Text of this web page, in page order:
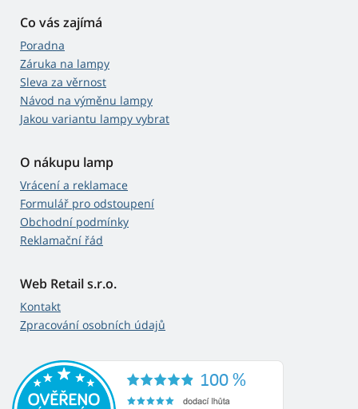
Co vás zajímá
Poradna
Záruka na lampy
Sleva za věrnost
Návod na výměnu lampy
Jakou variantu lampy vybrat
O nákupu lamp
Vrácení a reklamace
Formulář pro odstoupení
Obchodní podmínky
Reklamační řád
Web Retail s.r.o.
Kontakt
Zpracování osobních údajů